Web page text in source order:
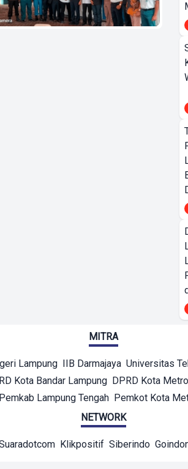
MITRA
Lampung IIB Darmajaya Universitas
Kota Bandar Lampung DPRD Kota Metro
Pemkab Lampung Tengah Pemkot Kota
NETWORK
Klikpositif Siberindo